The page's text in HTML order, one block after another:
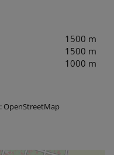
1500 m
1500 m
1000 m
OpenStreetMap